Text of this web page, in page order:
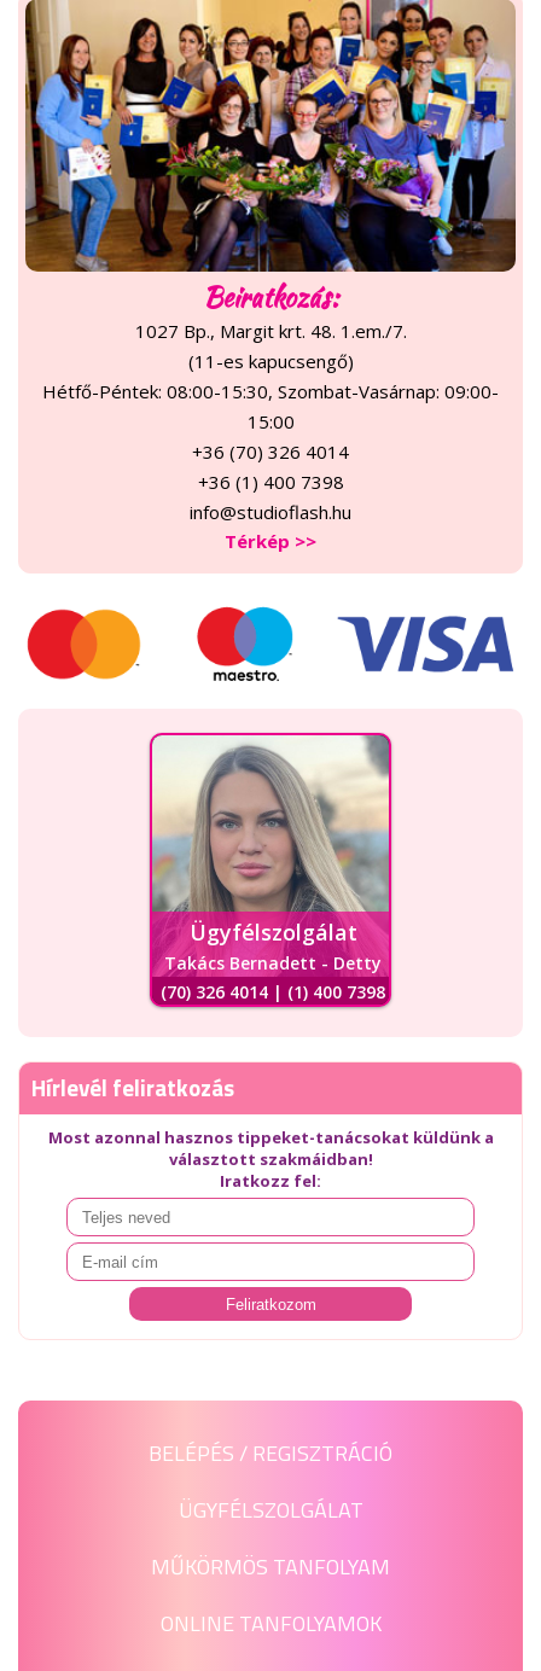
Beiratkozás:
1027 Bp., Margit krt. 48. 1.em./7.
(11-es kapucsengő)
Hétfő-Péntek: 08:00-15:30, Szombat-Vasárnap: 09:00-
15:00
+36 (70) 326 4014
+36 (1) 400 7398
info@studioflash.hu
Térkép >>
Ügyfélszolgálat
Takács Bernadett - Detty
(70) 326 4014 | (1) 400 7398
Hírlevél feliratkozás
Most azonnal hasznos tippeket-tanácsokat küldünk a
választott szakmáidban!
Iratkozz fel:
BELÉPÉS / REGISZTRÁCIÓ
ÜGYFÉLSZOLGÁLAT
MŰKÖRMÖS TANFOLYAM
ONLINE TANFOLYAMOK